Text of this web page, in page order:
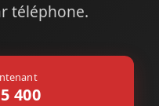
téléphone.
400